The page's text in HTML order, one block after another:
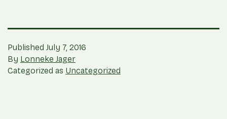
Published July 7, 2016
By Lonneke Jager
Categorized as Uncategorized